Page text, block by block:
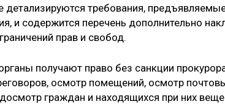
детализируются требования,
и содержится перечень дополнительно
прав и свобод.
получают право без санкции
осмотр помещений, осмотр
граждан и находящихся при них